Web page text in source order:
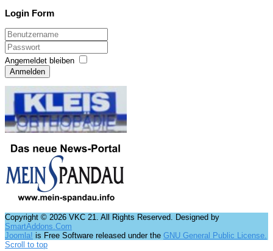
Login Form
Angemeldet bleiben
Anmelden
Copyright © 2026 VKC 21. All Rights Reserved. Designed by
SmartAddons.Com
Joomla! is Free Software released under the GNU General Public License.
Scroll to top